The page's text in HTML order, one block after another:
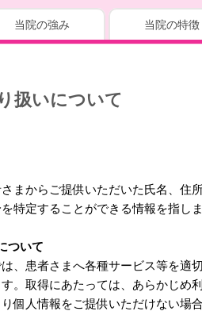
当院の強み 当院の特徴
扱いについて
まからご提供いただいた氏名、住
特定することができる情報を指し
ついて
、患者さまへ各種サービス等を適
。取得にあたっては、あらかじめ
り個人情報をご提供いただけない